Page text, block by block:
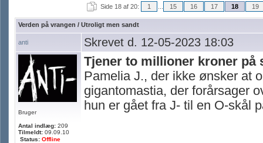
Side 18 af 20: 1 15 16 17 18 19
Verden på vrangen / Utroligt men sandt
anti Skrevet d. 12-05-2023 18:03
Bruger
Antal indlæg: 209
Tilmeldt: 09.09.10
Status: Offline
Tjener to millioner kroner
Pamelia J., der ikke ønsker at
gigantomastia, der forårsager
hun er gået fra J- til en O-skål